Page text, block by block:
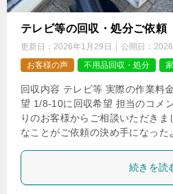
テレビ等の回収・処分ご依
更新日： 2026年1月29日 公開日：
お客様の声
不用品回収・処分
回収内容 テレビ等 実際の作業料
望 1/8-10に回収希望 担当のコメ
りのお客様からご相談いただき
なことがご依頼の決め手になっ
続きを読